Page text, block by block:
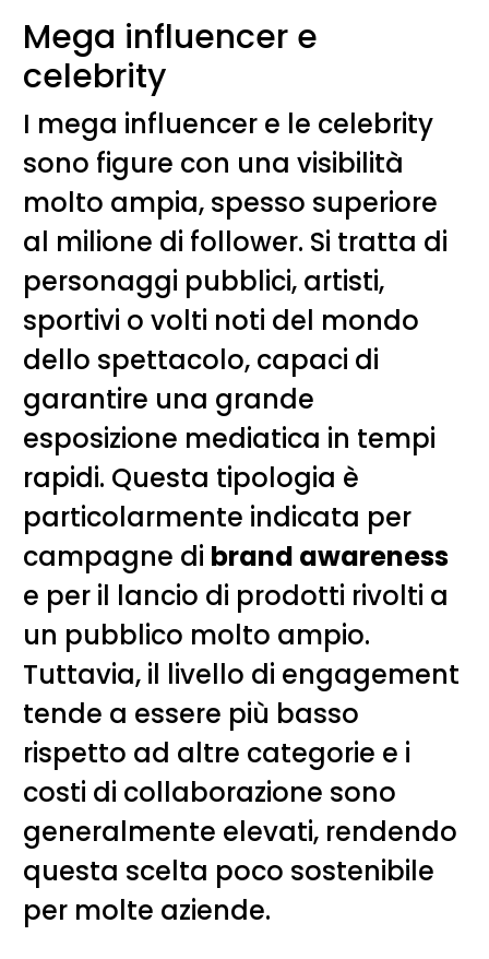
Mega influencer e
celebrity
I mega influencer e le celebrity
sono figure con una visibilità
molto ampia, spesso superiore
al milione di follower. Si tratta di
personaggi pubblici, artisti,
sportivi o volti noti del mondo
dello spettacolo, capaci di
garantire una grande
esposizione mediatica in tempi
rapidi. Questa tipologia è
particolarmente indicata per
campagne di brand awareness
e per il lancio di prodotti rivolti a
un pubblico molto ampio.
Tuttavia, il livello di engagement
tende a essere più basso
rispetto ad altre categorie e i
costi di collaborazione sono
generalmente elevati, rendendo
questa scelta poco sostenibile
per molte aziende.